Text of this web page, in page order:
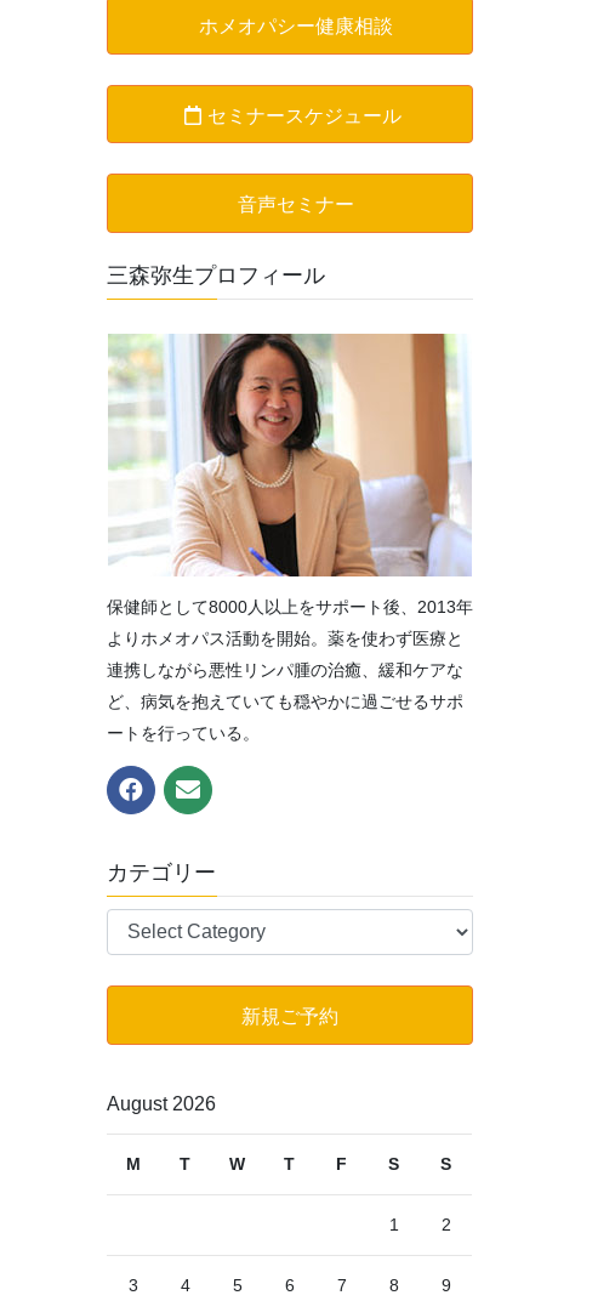
ホメオパシー健康相談
セミナースケジュール
音声セミナー
三森弥生プロフィール
保健師として8000人以上をサポート後、2013年
よりホメオパス活動を開始。薬を使わず医療と
連携しながら悪性リンパ腫の治癒、緩和ケアな
ど、病気を抱えていても穏やかに過ごせるサポ
ートを行っている。
カテゴリー
テ
ー
新規ご予約
August 2026
M T W T F S S
1 2
3 4 5 6 7 8 9